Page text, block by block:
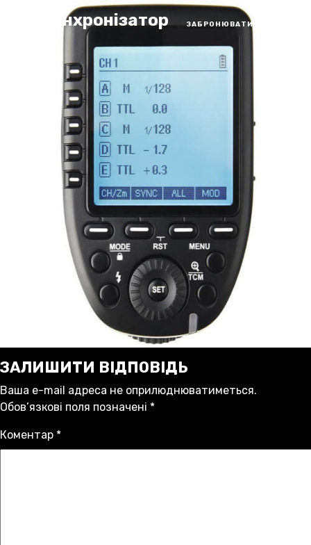
ЗАБРОНЮВАТИ ЗАЛ
45. синхронізатор
ЗАЛИШИТИ ВІДПОВІДЬ
Ваша e-mail адреса не оприлюднюватиметься.
Обов’язкові поля позначені *
Коментар *